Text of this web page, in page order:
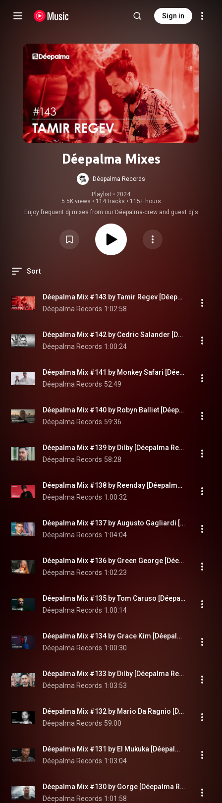
Sign in
Déepalma Mixes
Déepalma Records
Playlist • 2024
5.5K views • 114 tracks • 115+ hours
Enjoy frequent dj mixes from our Déepalma-crew and guest dj's
Sort
Déepalma Mix #143 by Tamir Regev [Déepalma Records]
Déepalma Records 1:02:58
Déepalma Mix #142 by Cedric Salander [Déepalma Records]
Déepalma Records 1:00:24
Déepalma Mix #141 by Monkey Safari [Déepalma Records]
Déepalma Records 52:49
Déepalma Mix #140 by Robyn Balliet [Déepalma Records]
Déepalma Records 59:36
Déepalma Mix #139 by Dilby [Déepalma Records]
Déepalma Records 58:28
Déepalma Mix #138 by Reenday [Déepalma Records]
Déepalma Records 1:00:32
Déepalma Mix #137 by Augusto Gagliardi [Déepalma Records]
Déepalma Records 1:04:04
Déepalma Mix #136 by Green George [Déepalma Records]
Déepalma Records 1:02:23
Déepalma Mix #135 by Tom Caruso [Déepalma Records]
Déepalma Records 1:00:14
Déepalma Mix #134 by Grace Kim [Déepalma Soul]
Déepalma Records 1:00:30
Déepalma Mix #133 by Dilby [Déepalma Records]
Déepalma Records 1:03:53
Déepalma Mix #132 by Mario Da Ragnio [Déepalma Records]
Déepalma Records 59:00
Déepalma Mix #131 by El Mukuka [Déepalma Records]
Déepalma Records 1:03:04
Déepalma Mix #130 by Gorge [Déepalma Records]
Déepalma Records 1:01:58